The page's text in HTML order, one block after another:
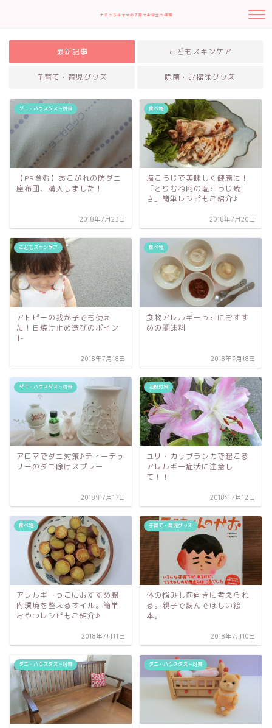
ナチュラルママの子育てお役立ち情報
最新記事 こどもスキンケア
子育て・育児グッズ 除菌・お掃除グッズ
ダニ・ハウスダスト対策
【PR含む】あこがれの防ダニ
座布団、購入しました！
2018年7月23日
食べ物
塩こうじで美味しく健康に！
「とりむね肉の塩こうじ焼
き」簡単レシピもご紹介♪
2018年7月20日
こどもスキンケア
アトピーの我が子でも使え
た！日焼け止め選びのポイン
ト
2018年7月18日
食べ物
食物アレルギーっこにおすす
めの調味料
2018年7月18日
ダニ・ハウスダスト対策
アロマでダニ対策♪ティーテゥ
リーのダニ除けスプレー
2018年7月17日
花粉対策
ユリ・カサブランカで起こる
アレルギー症状に注意し
て！！
2018年7月12日
食べ物
アレルギーっこにおすすめ腸
内環境を整えるオイル。簡単
おやつレシピもご紹介♪
2018年7月11日
子育て・育児グッズ
体の悩みも前向きに考えられ
る。親子で読んでほしい絵
本。
2018年7月10日
ダニ・ハウスダスト対策 ダニ・ハウスダスト対策